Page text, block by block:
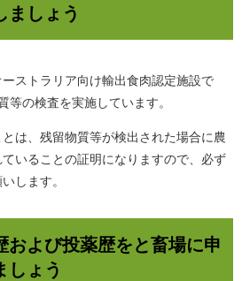
ましょう
ストラリア向け輸出食肉認定施設で
等の検査を実施しています。
は、残留物質等が検出された場合に農
いることの証明になりますので、必ず
します。
および投薬歴をと畜場に申
しょう